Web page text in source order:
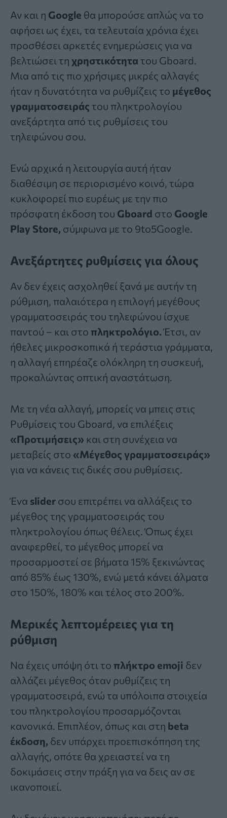
Αν και η Google θα μπορούσε απλώς να το
αφήσει ως έχει, τα τελευταία χρόνια έχει
προσθέσει αρκετές ενημερώσεις για να
βελτιώσει τη χρηστικότητα του Gboard.
Μια από τις πιο χρήσιμες μικρές αλλαγές
ήταν η δυνατότητα να ρυθμίζεις το μέγεθος
γραμματοσειράς του πληκτρολογίου
ανεξάρτητα από τις ρυθμίσεις του
τηλεφώνου σου.
Ενώ αρχικά η λειτουργία αυτή ήταν
διαθέσιμη σε περιορισμένο κοινό, τώρα
κυκλοφορεί πιο ευρέως με την πιο
πρόσφατη έκδοση του Gboard στο Google
Play Store, σύμφωνα με το 9to5Google.
Ανεξάρτητες ρυθμίσεις για όλους
Αν δεν έχεις ασχοληθεί ξανά με αυτήν τη
ρύθμιση, παλαιότερα η επιλογή μεγέθους
γραμματοσειράς του τηλεφώνου ίσχυε
παντού – και στο πληκτρολόγιο.Έτσι, αν
ήθελες μικροσκοπικά ή τεράστια γράμματα,
η αλλαγή επηρέαζε ολόκληρη τη συσκευή,
προκαλώντας οπτική αναστάτωση.
Με τη νέα αλλαγή, μπορείς να μπεις στις
Ρυθμίσεις του Gboard, να επιλέξεις
«Προτιμήσεις» και στη συνέχεια να
μεταβείς στο «Μέγεθος γραμματοσειράς»
για να κάνεις τις δικές σου ρυθμίσεις.
Ένα slider σου επιτρέπει να αλλάξεις το
μέγεθος της γραμματοσειράς του
πληκτρολογίου όπως θέλεις. Όπως έχει
αναφερθεί, το μέγεθος μπορεί να
προσαρμοστεί σε βήματα 15% ξεκινώντας
από 85% έως 130%, ενώ μετά κάνει άλματα
στο 150%, 180% και τέλος στο 200%.
Μερικές λεπτομέρειες για τη
ρύθμιση
Να έχεις υπόψη ότι το πλήκτρο emoji δεν
αλλάζει μέγεθος όταν ρυθμίζεις τη
γραμματοσειρά, ενώ τα υπόλοιπα στοιχεία
του πληκτρολογίου προσαρμόζονται
κανονικά. Επιπλέον, όπως και στη beta
έκδοση, δεν υπάρχει προεπισκόπηση της
αλλαγής, οπότε θα χρειαστεί να τη
δοκιμάσεις στην πράξη για να δεις αν σε
ικανοποιεί.